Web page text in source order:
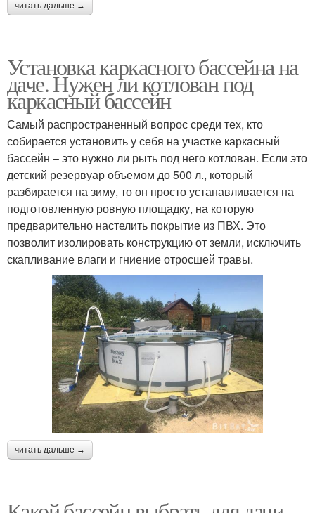
читать дальше →
Установка каркасного бассейна на
даче. Нужен ли котлован под
каркасный бассейн
Самый распространенный вопрос среди тех, кто
собирается установить у себя на участке каркасный
бассейн – это нужно ли рыть под него котлован. Если это
детский резервуар объемом до 500 л., который
разбирается на зиму, то он просто устанавливается на
подготовленную ровную площадку, на которую
предварительно настелить покрытие из ПВХ. Это
позволит изолировать конструкцию от земли, исключить
скапливание влаги и гниение отросшей травы.
читать дальше →